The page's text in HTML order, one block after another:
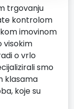
trgovanju
kontrolom
imovinom
visokim
o vrlo
smo
klasama
koje su